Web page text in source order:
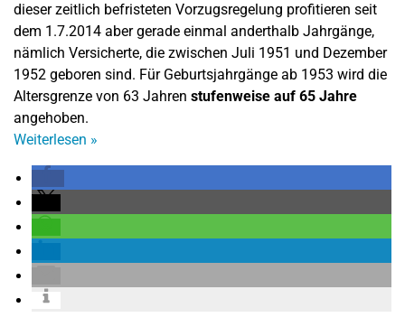
dieser zeitlich befristeten Vorzugsregelung profitieren seit
dem 1.7.2014 aber gerade einmal anderthalb Jahrgänge,
nämlich Versicherte, die zwischen Juli 1951 und Dezember
1952 geboren sind. Für Geburtsjahrgänge ab 1953 wird die
Altersgrenze von 63 Jahren stufenweise auf 65 Jahre
angehoben.
Weiterlesen »